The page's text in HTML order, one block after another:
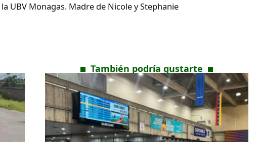
UBV Monagas. Madre de Nicole y Stephanie
También podría gustarte